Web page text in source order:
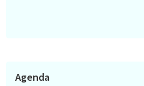
Agenda